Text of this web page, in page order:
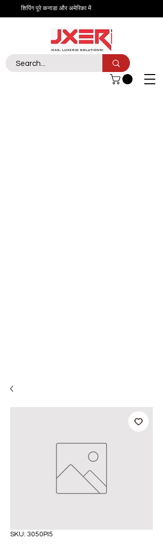
शिपिंग पूरे कनाडा और अमेरिका में
SKU: 3050PI5